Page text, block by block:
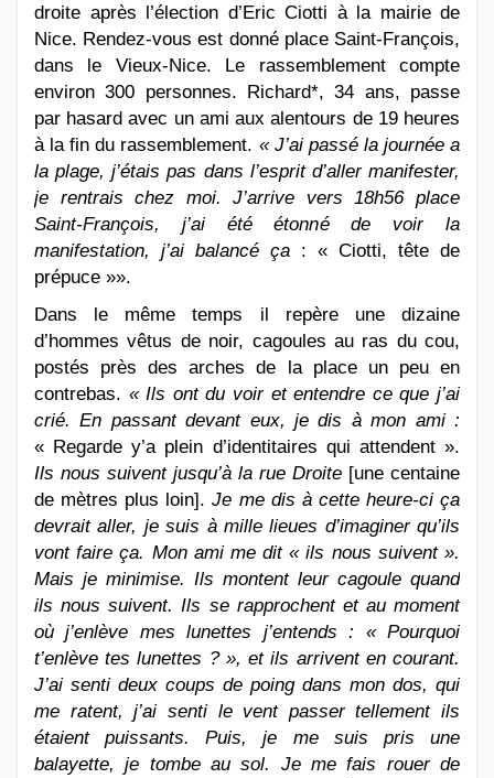
droite après l’élection d’Eric Ciotti à la mairie de
Nice. Rendez-vous est donné place Saint-François,
dans le Vieux-Nice. Le rassemblement compte
environ 300 personnes. Richard*, 34 ans, passe
par hasard avec un ami aux alentours de 19 heures
à la fin du rassemblement. « J’ai passé la journée a
la plage, j’étais pas dans l’esprit d’aller manifester,
je rentrais chez moi. J’arrive vers 18h56 place
Saint-François, j’ai été étonné de voir la
manifestation, j’ai balancé ça : « Ciotti, tête de
prépuce »».
Dans le même temps il repère une dizaine
d’hommes vêtus de noir, cagoules au ras du cou,
postés près des arches de la place un peu en
contrebas. « Ils ont du voir et entendre ce que j’ai
crié. En passant devant eux, je dis à mon ami :
« Regarde y’a plein d’identitaires qui attendent ».
Ils nous suivent jusqu’à la rue Droite [une centaine
de mètres plus loin].Je me dis à cette heure-ci ça
devrait aller, je suis à mille lieues d’imaginer qu’ils
vont faire ça. Mon ami me dit « ils nous suivent ».
Mais je minimise. Ils montent leur cagoule quand
ils nous suivent. Ils se rapprochent et au moment
où j’enlève mes lunettes j’entends : « Pourquoi
t’enlève tes lunettes ? », et ils arrivent en courant.
J’ai senti deux coups de poing dans mon dos, qui
me ratent, j’ai senti le vent passer tellement ils
étaient puissants. Puis, je me suis pris une
balayette, je tombe au sol. Je me fais rouer de